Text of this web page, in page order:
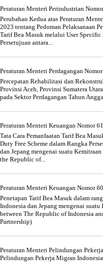
Peraturan Menteri Perindustrian
Perubahan Kedua atas Peraturan
2023 tentang Pedoman Pelaksanaan
Tarif Bea Masuk melalui User Specific
Persetujuan antara...
Peraturan Menteri Perdagangan
Percepatan Rehabilitasi dan
Provinsi Aceh, Provinsi Sumatera
pada Sektor Perdagangan Tahun
Peraturan Menteri Keuangan Nomor
Tata Cara Pemanfaatan Tarif Bea
Duty Free Scheme dalam Rangka
dan Jepang mengenai suatu
the Republic of...
Peraturan Menteri Keuangan Nomor
Penetapan Tarif Bea Masuk dalam
Indonesia dan Jepang mengenai
between The Republic of Indonesia
Partnership)
Peraturan Menteri Pelindungan
Pelindungan Pekerja Migran